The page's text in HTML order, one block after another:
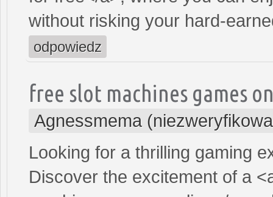
without risking your hard-
odpowiedz
free slot machines games
Agnessmema
Looking for a thrilling gaming
Discover the excitement of a